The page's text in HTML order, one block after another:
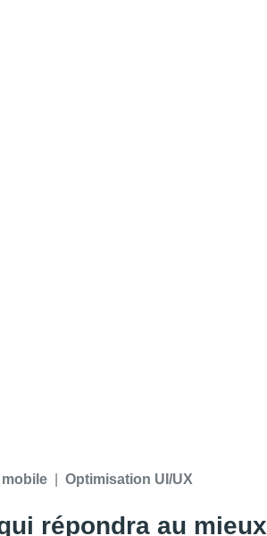
Optimisation UI/UX
répondra au mieux